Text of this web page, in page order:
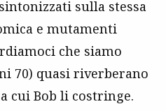
sulla stessa
e mutamenti
che siamo
70) quasi riverberano
cui Bob li costringe.